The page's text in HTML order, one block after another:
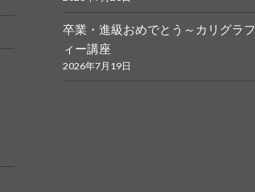
卒業・進級おめでとう～カリグラフ
ィー講座
2026年7月19日